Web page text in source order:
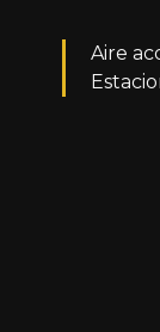
Aire